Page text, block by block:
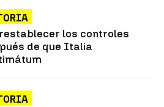
los controles
de que Italia